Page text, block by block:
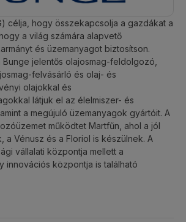
célja, hogy összekapcsolja a gazdákat a
a világ számára alapvető
és üzemanyagot biztosítson.
jelentős olajosmag-feldolgozó,
felvásárló és olaj- és
olajokkal és
látjuk el az élelmiszer- és
a megújuló üzemanyagok gyártóit. A
működtet Martfűn, ahol a jól
a Vénusz és a Floriol is készülnek. A
vállalati központja mellett a
innovációs központja is található